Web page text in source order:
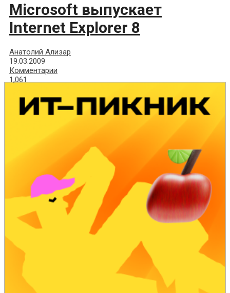
Microsoft выпускает
Internet Explorer 8
Анатолий Ализар
19.03.2009
Комментарии
1,061